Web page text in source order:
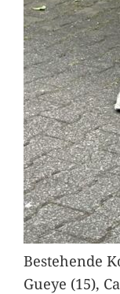
Bestehende
Gueye (15),